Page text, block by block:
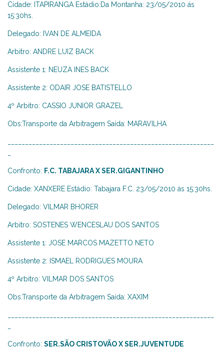
Cidade: ITAPIRANGA Estádio:Da Montanha: 23/05/2010 ás
15:30hs.
Delegado: IVAN DE ALMEIDA
Arbitro: ANDRE LUIZ BACK
Assistente 1: NEUZA INES BACK
Assistente 2: ODAIR JOSE BATISTELLO
4º Arbitro: CASSIO JUNIOR GRAZEL
Obs:Transporte da Arbitragem Saída: MARAVILHA
Confronto: F.C. TABAJARA X SER.GIGANTINHO
Cidade: XANXERE Estádio: Tabajara F.C. 23/05/2010 ás 15:30hs.
Delegado: VILMAR BHORER
Arbitro: SOSTENES WENCESLAU DOS SANTOS
Assistente 1: JOSE MARCOS MAZETTO NETO
Assistente 2: ISMAEL RODRIGUES MOURA
4º Arbitro: VILMAR DOS SANTOS
Obs:Transporte da Arbitragem Saída: XAXIM
Confronto: SER.SÃO CRISTOVÃO X SER.JUVENTUDE